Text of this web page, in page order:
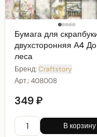
Бумага для
двухсторонняя А4
леса
Бренд:Craftstory
Арт.:408008
349 ₽
В корзину